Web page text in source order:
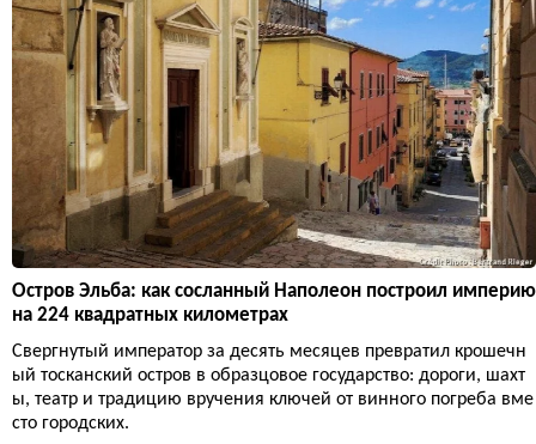
Остров Эльба: как сосланный Наполеон построил империю
на 224 квадратных километрах
Свергнутый император за десять месяцев превратил крошечн
ый тосканский остров в образцовое государство: дороги, шахт
ы, театр и традицию вручения ключей от винного погреба вме
сто городских.